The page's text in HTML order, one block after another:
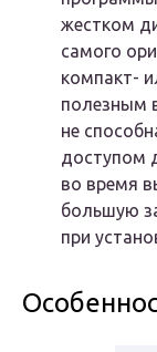
жестком
самого
компакт-
полезным
не
доступом
во время
большую
при